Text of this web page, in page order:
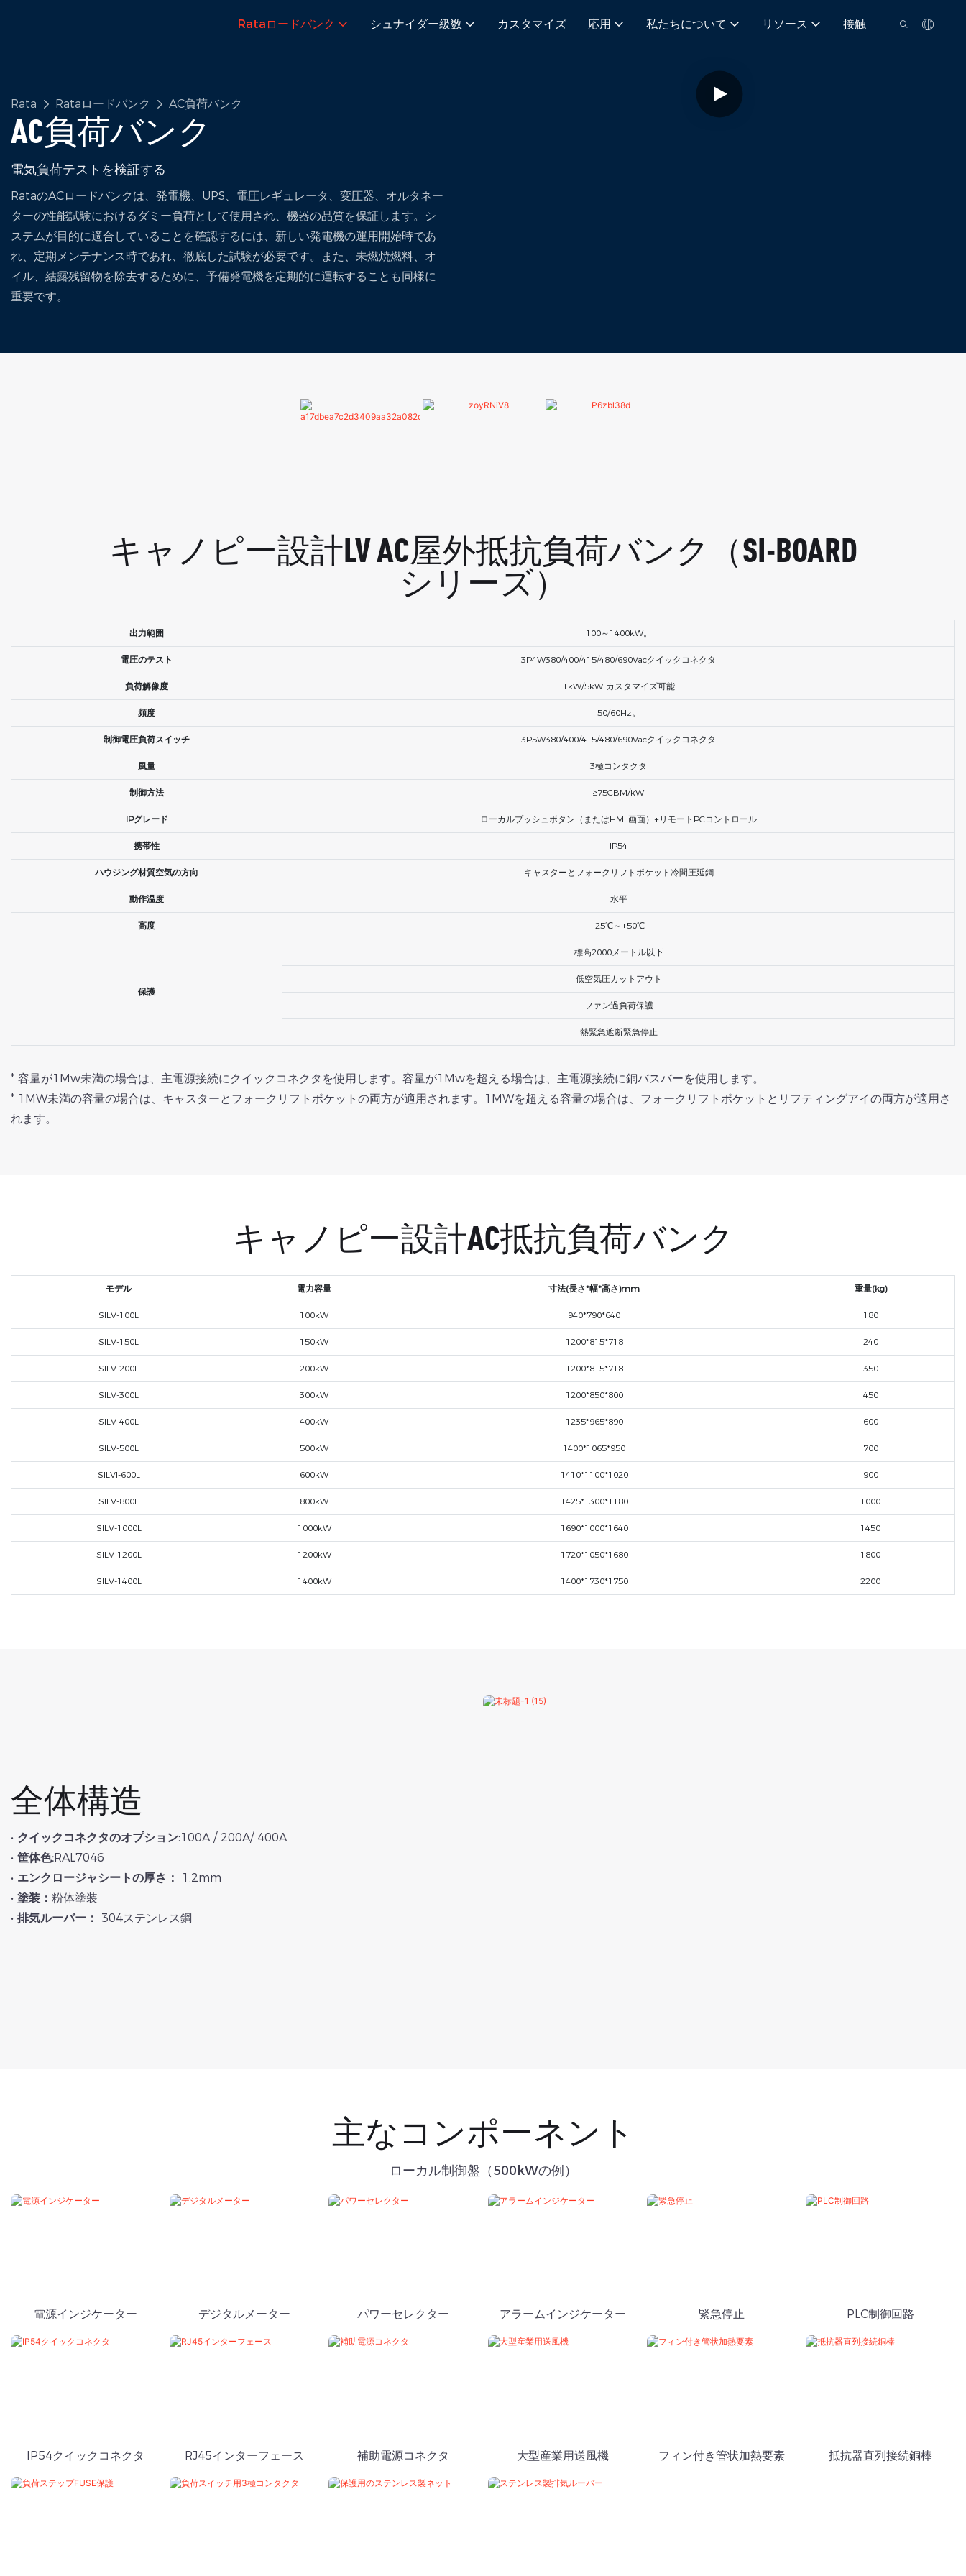
Rataロードバンク シュナイダー級数 カスタマイズ 応用 私たちについて リソース 接触
Rata Rataロードバンク AC負荷バンク
AC負荷バンク
電気負荷テストを検証する
RataのACロードバンクは、発電機、UPS、電圧レギュレータ、変圧器、オルタネー
ターの性能試験におけるダミー負荷として使用され、機器の品質を保証します。シ
ステムが目的に適合していることを確認するには、新しい発電機の運用開始時であ
れ、定期メンテナンス時であれ、徹底した試験が必要です。また、未燃焼燃料、オ
イル、結露残留物を除去するために、予備発電機を定期的に運転することも同様に
重要です。
キャノピー設計LV AC屋外抵抗負荷バンク（SI-BOARD
シリーズ）
出力範囲 100～1400kW。
電圧のテスト 3P4W380/400/415/480/690Vacクイックコネクタ
負荷解像度 1kW/5kW カスタマイズ可能
頻度 50/60Hz。
制御電圧負荷スイッチ 3P5W380/400/415/480/690Vacクイックコネクタ
風量 3極コンタクタ
制御方法 ≥75CBM/kW
IPグレード ローカルプッシュボタン（またはHML画面）+リモートPCコントロール
携帯性 IP54
ハウジング材質空気の方向 キャスターとフォークリフトポケット冷間圧延鋼
動作温度 水平
高度 -25℃～+50℃
保護
標高2000メートル以下
低空気圧カットアウト
ファン過負荷保護
熱緊急遮断緊急停止
* 容量が1Mw未満の場合は、主電源接続にクイックコネクタを使用します。容量が1Mwを超える場合は、主電源接続に銅バスバーを使用します。
* 1MW未満の容量の場合は、キャスターとフォークリフトポケットの両方が適用されます。1MWを超える容量の場合は、フォークリフトポケットとリフティングアイの両方が適用さ
れます。
キャノピー設計AC抵抗負荷バンク
モデル 電力容量 寸法(長さ*幅*高さ)mm 重量(kg)
SILV-100L 100kW 940*790*640 180
SILV-150L 150kW 1200*815*718 240
SILV-200L 200kW 1200*815*718 350
SILV-300L 300kW 1200*850*800 450
SILV-400L 400kW 1235*965*890 600
SILV-500L 500kW 1400*1065*950 700
SILVI-600L 600kW 1410*1100*1020 900
SILV-800L 800kW 1425*1300*1180 1000
SILV-1000L 1000kW 1690*1000*1640 1450
SILV-1200L 1200kW 1720*1050*1680 1800
SILV-1400L 1400kW 1400*1730*1750 2200
全体構造
• クイックコネクタのオプション:100A / 200A/ 400A
• 筐体色:RAL7046
• エンクロージャシートの厚さ：
1.2mm
• 塗装： 粉体塗装
• 排気ルーバー： 304ステンレス鋼
主なコンポーネント
ローカル制御盤（500kWの例）
電源インジケーター デジタルメーター パワーセレクター アラームインジケーター 緊急停止 PLC制御回路
IP54クイックコネクタ RJ45インターフェース 補助電源コネクタ 大型産業用送風機 フィン付き管状加熱要素 抵抗器直列接続銅棒